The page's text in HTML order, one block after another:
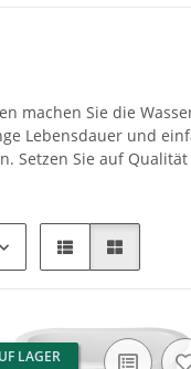
machen Sie die
Lebensdauer und
Setzen Sie auf
LAGER